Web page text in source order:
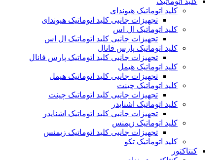
کلید اتوماتیک هیوندای
تجهیزات جانبی کلید اتوماتیک هیوندای
کلید اتوماتیک ال اس
تجهیزات جانبی کلید اتوماتیک ال اس
کلید اتوماتیک پارس فانال
تجهیزات جانبی کلید اتوماتیک پارس فانال
کلید اتوماتیک هیمل
تجهیزات جانبی کلید اتوماتیک هیمل
کلید اتوماتیک چینت
تجهیزات جانبی کلید اتوماتیک چینت
کلید اتوماتیک اشنایدر
تجهیزات جانبی کلید اتوماتیک اشنایدر
کلید اتوماتیک زیمنس
تجهیزات جانبی کلید اتوماتیک زیمنس
کلید اتوماتیک تکو
کنتاکتور